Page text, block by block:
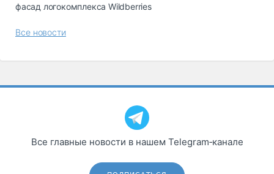
фасад логокомплекса Wildberries
Все новости
Все главные новости в нашем Telegram‑канале